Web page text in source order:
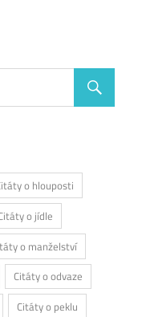
o hlouposti
o jídle
o manželství
Citáty o odvaze
Citáty o peklu